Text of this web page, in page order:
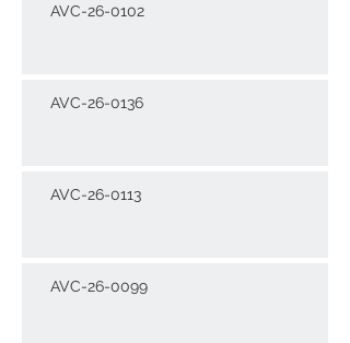
AVC-26-0102
AVC-26-0136
AVC-26-0113
AVC-26-0099